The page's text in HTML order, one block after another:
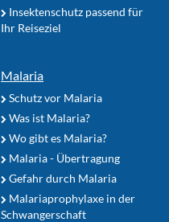
Insektenschutz passend für
Ihr Reiseziel
Malaria
Schutz vor Malaria
Was ist Malaria?
Wo gibt es Malaria?
Malaria - Übertragung
Gefahr durch Malaria
Malariaprophylaxe in der
Schwangerschaft